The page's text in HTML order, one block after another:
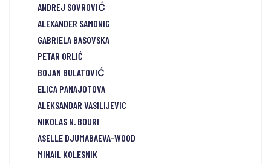
ANDREJ SOVROVIĆ
ALEXANDER SAMONIG
GABRIELA BASOVSKA
PETAR ORLIĆ
BOJAN BULATOVIĆ
ELICA PANAJOTOVA
ALEKSANDAR VASILIJEVIC
NIKOLAS N. BOURI
ASELLE DJUMABAEVA-WOOD
MIHAIL KOLESNIK